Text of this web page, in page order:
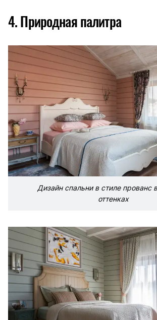
4. Природная палитра
Дизайн спальни в стиле прованс
оттенках